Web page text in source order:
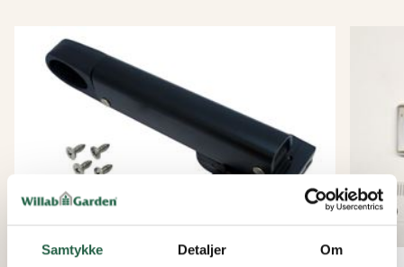
Samtykke Detaljer Om